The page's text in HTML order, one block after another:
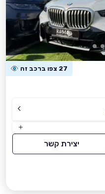
27 צפו ברכב זה
יצירת קשר